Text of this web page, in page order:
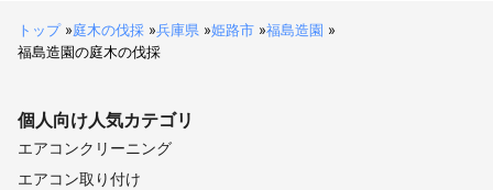
トップ»庭木の伐採 »兵庫県 »姫路市 »福島造園 »
福島造園の庭木の伐採
個人向け人気カテゴリ
エアコンクリーニング
エアコン取り付け